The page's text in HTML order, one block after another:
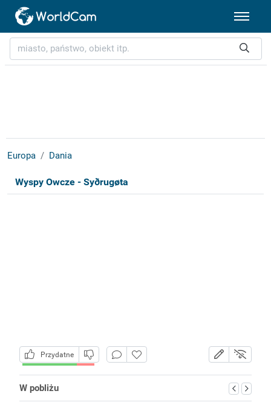
Europa Dania
Wyspy Owcze - Syðrugøta
Przydatne
W pobliżu